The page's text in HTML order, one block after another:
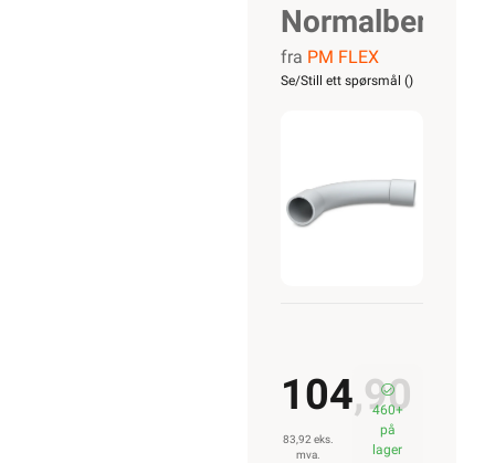
Normalbend
40mm
fra PM FLEX
Se/Still ett spørsmål ()
104,90
83,92 eks.
mva.
460+
på
lager